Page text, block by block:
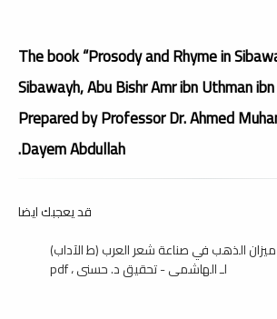
The book “Prosody and Rhyme in
Sibawayh, Abu Bishr Amr ibn Uthman
Prepared by Professor Dr. Ahmed
Dayem Abdullah.
قد يعجبك ايضا
ميزان الذهب في صناعة شعر العرب (ط الآداب)
لـ الهاشمي - تحقيق د. حسني ، pdf